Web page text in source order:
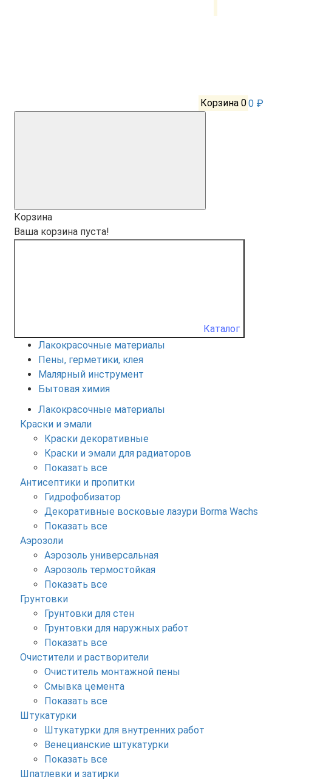
Корзина 00 ₽
Корзина
Ваша корзина пуста!
Каталог
Лакокрасочные материалы
Пены, герметики, клея
Малярный инструмент
Бытовая химия
Лакокрасочные материалы
Краски и эмали
Краски декоративные
Краски и эмали для радиаторов
Показать все
Антисептики и пропитки
Гидрофобизатор
Декоративные восковые лазури Borma Wachs
Показать все
Аэрозоли
Аэрозоль универсальная
Аэрозоль термостойкая
Показать все
Грунтовки
Грунтовки для стен
Грунтовки для наружных работ
Показать все
Очистители и растворители
Очиститель монтажной пены
Смывка цемента
Показать все
Штукатурки
Штукатурки для внутренних работ
Венецианские штукатурки
Показать все
Шпатлевки и затирки